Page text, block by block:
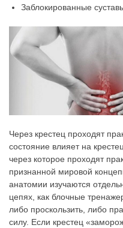
Заблокированные
Через крестец проходят
состояние влияет на
через которое проходят
признанной мировой
анатомии изучаются
цепях, как блочные
либо проскользить, либо
силу. Если крестец